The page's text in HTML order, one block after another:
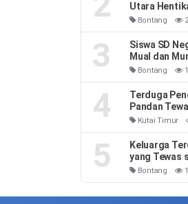
Utara
Bontang
3
Siswa SD
Mual dan
MBG
Bontang
4
Terduga
Pandan
Sempat
Napas
Kutai Timur
5
Keluarga
yang Tewas
3 Polisi:
Bontang